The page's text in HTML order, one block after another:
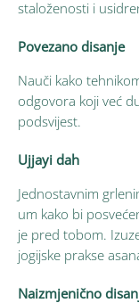
staloženosti i
Povezano disanje
Nauči kako
odgovora koji već
podsvijest.
Ujjayi dah
Jednostavnim
um kako bi
je pred tobom.
jogijske prakse
Naizmjenično